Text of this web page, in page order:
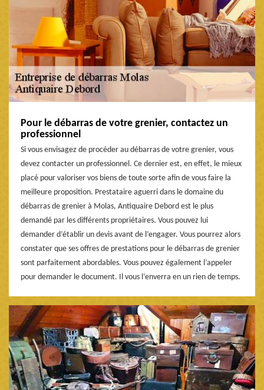
Pour le débarras de votre grenier, contactez un
professionnel
Si vous envisagez de procéder au débarras de votre grenier, vous
devez contacter un professionnel. Ce dernier est, en effet, le mieux
placé pour valoriser vos biens de toute sorte afin de vous faire la
meilleure proposition. Prestataire aguerri dans le domaine du
débarras de grenier à Molas, Antiquaire Debord est le plus
demandé par les différents propriétaires. Vous pouvez lui
demander d’établir un devis avant de l’engager. Vous pourrez alors
constater que ses offres de prestations pour le débarras de grenier
sont parfaitement abordables. Vous pouvez également l’appeler
pour demander le document. Il vous l’enverra en un rien de temps.